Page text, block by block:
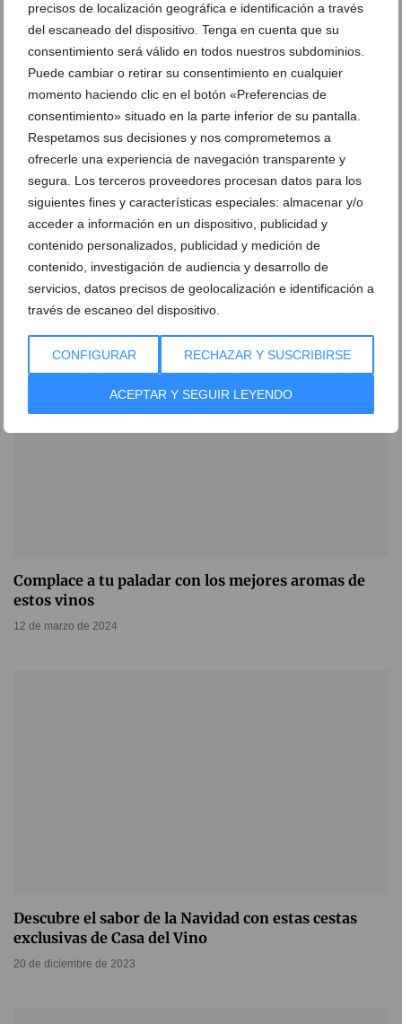
precisos de localización geográfica e identificación a través
del escaneado del dispositivo. Tenga en cuenta que su
consentimiento será válido en todos nuestros subdominios.
Puede cambiar o retirar su consentimiento en cualquier
momento haciendo clic en el botón «Preferencias de
consentimiento» situado en la parte inferior de su pantalla.
Respetamos sus decisiones y nos comprometemos a
ofrecerle una experiencia de navegación transparente y
segura. Los terceros proveedores procesan datos para los
siguientes fines y características especiales: almacenar y/o
acceder a información en un dispositivo, publicidad y
contenido personalizados, publicidad y medición de
contenido, investigación de audiencia y desarrollo de
servicios, datos precisos de geolocalización e identificación a
través de escaneo del dispositivo.
CONFIGURAR RECHAZAR Y SUSCRIBIRSE
ACEPTAR Y SEGUIR LEYENDO
Descubre y adquiere los mejores vinos y cavas en
esta tienda especializada
01 de agosto de 2024
Complace a tu paladar con los mejores aromas de
estos vinos
12 de marzo de 2024
Descubre el sabor de la Navidad con estas cestas
exclusivas de Casa del Vino
20 de diciembre de 2023